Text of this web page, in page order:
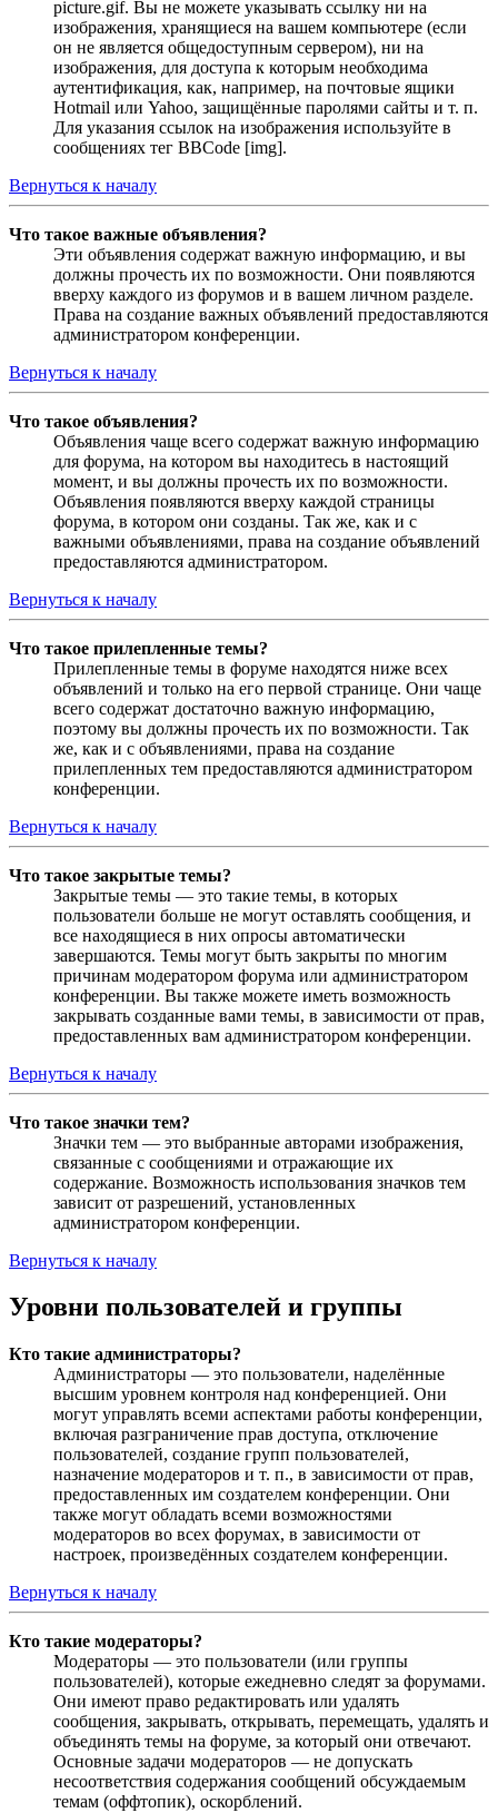
picture.gif. Вы не можете указывать ссылку ни на
изображения, хранящиеся на вашем компьютере (если
он не является общедоступным сервером), ни на
изображения, для доступа к которым необходима
аутентификация, как, например, на почтовые ящики
Hotmail или Yahoo, защищённые паролями сайты и т. п.
Для указания ссылок на изображения используйте в
сообщениях тег BBCode [img].
Вернуться к началу
Что такое важные объявления?
Эти объявления содержат важную информацию, и вы
должны прочесть их по возможности. Они появляются
вверху каждого из форумов и в вашем личном разделе.
Права на создание важных объявлений предоставляются
администратором конференции.
Вернуться к началу
Что такое объявления?
Объявления чаще всего содержат важную информацию
для форума, на котором вы находитесь в настоящий
момент, и вы должны прочесть их по возможности.
Объявления появляются вверху каждой страницы
форума, в котором они созданы. Так же, как и с
важными объявлениями, права на создание объявлений
предоставляются администратором.
Вернуться к началу
Что такое прилепленные темы?
Прилепленные темы в форуме находятся ниже всех
объявлений и только на его первой странице. Они чаще
всего содержат достаточно важную информацию,
поэтому вы должны прочесть их по возможности. Так
же, как и с объявлениями, права на создание
прилепленных тем предоставляются администратором
конференции.
Вернуться к началу
Что такое закрытые темы?
Закрытые темы — это такие темы, в которых
пользователи больше не могут оставлять сообщения, и
все находящиеся в них опросы автоматически
завершаются. Темы могут быть закрыты по многим
причинам модератором форума или администратором
конференции. Вы также можете иметь возможность
закрывать созданные вами темы, в зависимости от прав,
предоставленных вам администратором конференции.
Вернуться к началу
Что такое значки тем?
Значки тем — это выбранные авторами изображения,
связанные с сообщениями и отражающие их
содержание. Возможность использования значков тем
зависит от разрешений, установленных
администратором конференции.
Вернуться к началу
Уровни пользователей и группы
Кто такие администраторы?
Администраторы — это пользователи, наделённые
высшим уровнем контроля над конференцией. Они
могут управлять всеми аспектами работы конференции,
включая разграничение прав доступа, отключение
пользователей, создание групп пользователей,
назначение модераторов и т. п., в зависимости от прав,
предоставленных им создателем конференции. Они
также могут обладать всеми возможностями
модераторов во всех форумах, в зависимости от
настроек, произведённых создателем конференции.
Вернуться к началу
Кто такие модераторы?
Модераторы — это пользователи (или группы
пользователей), которые ежедневно следят за форумами.
Они имеют право редактировать или удалять
сообщения, закрывать, открывать, перемещать, удалять и
объединять темы на форуме, за который они отвечают.
Основные задачи модераторов — не допускать
несоответствия содержания сообщений обсуждаемым
темам (оффтопик), оскорблений.